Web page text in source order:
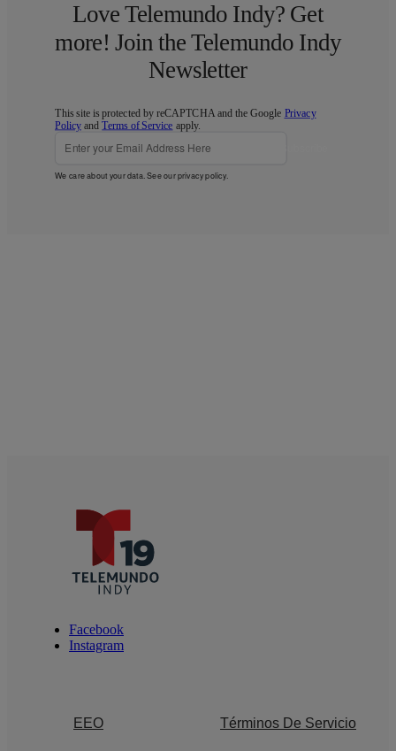
Love Telemundo Indy? Get
more! Join the Telemundo Indy
Newsletter
This site is protected by reCAPTCHA and the Google Privacy
Policy andTerms of Service apply.
We care about your data. See ourprivacy policy.
Facebook
Instagram
EEO Términos De Servicio